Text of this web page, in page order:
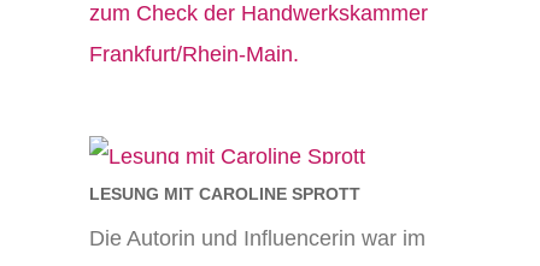
zum Check der Handwerkskammer
Frankfurt/Rhein-Main.
LESUNG MIT CAROLINE SPROTT
Die Autorin und Influencerin war im